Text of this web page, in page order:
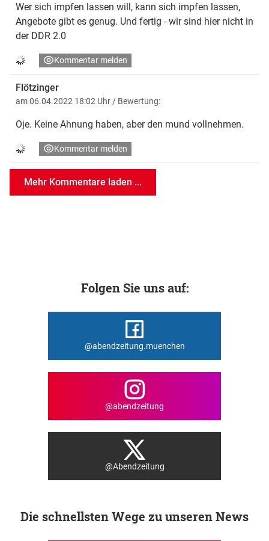
Wer sich impfen lassen will, kann sich impfen lassen,
Angebote gibt es genug. Und fertig - wir sind hier nicht in
der DDR 2.0
Kommentar melden
Flötzinger
am 06.04.2022 18:02 Uhr / Bewertung:
Oje. Keine Ahnung haben, aber den mund vollnehmen.
Kommentar melden
Mehr Kommentare laden ...
Folgen Sie uns auf:
@abendzeitung.muenchen
@abendzeitung
@Abendzeitung
Die schnellsten Wege zu unseren News